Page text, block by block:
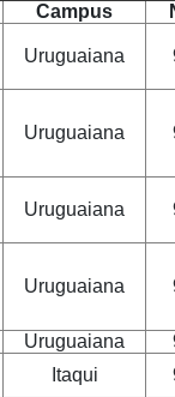
Campus
Uruguaiana
Uruguaiana
Uruguaiana
Uruguaiana
Uruguaiana
Itaqui